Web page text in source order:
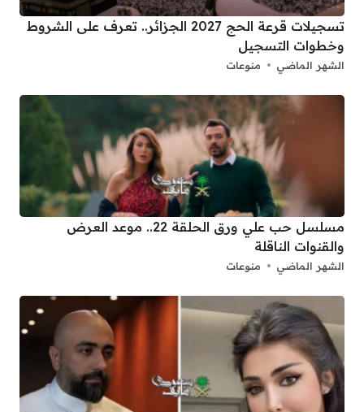
تسجيلات قرعة الحج 2027 الجزائر.. تعرف على الشروط
وخطوات التسجيل
الشهر الماضي منوعات
مسلسل حب علي ورق الحلقة 22.. موعد العرض
والقنوات الناقلة
الشهر الماضي منوعات